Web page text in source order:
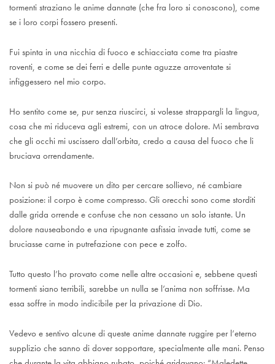
tormenti straziano le anime dannate (che fra loro si conoscono), come
se i loro corpi fossero presenti.
Fui spinta in una nicchia di fuoco e schiacciata come tra piastre
roventi, e come se dei ferri e delle punte aguzze arroventate si
infiggessero nel mio corpo.
Ho sentito come se, pur senza riuscirci, si volesse strappargli la lingua,
cosa che mi riduceva agli estremi, con un atroce dolore. Mi sembrava
che gli occhi mi uscissero dall’orbita, credo a causa del fuoco che li
bruciava orrendamente.
Non si può né muovere un dito per cercare sollievo, né cambiare
posizione: il corpo è come compresso. Gli orecchi sono come storditi
dalle grida orrende e confuse che non cessano un solo istante. Un
dolore nauseabondo e una ripugnante asfissia invade tutti, come se
bruciasse carne in putrefazione con pece e zolfo.
Tutto questo l’ho provato come nelle altre occasioni e, sebbene questi
tormenti siano terribili, sarebbe un nulla se l’anima non soffrisse. Ma
essa soffre in modo indicibile per la privazione di Dio.
Vedevo e sentivo alcune di queste anime dannate ruggire per l’eterno
supplizio che sanno di dover sopportare, specialmente alle mani. Penso